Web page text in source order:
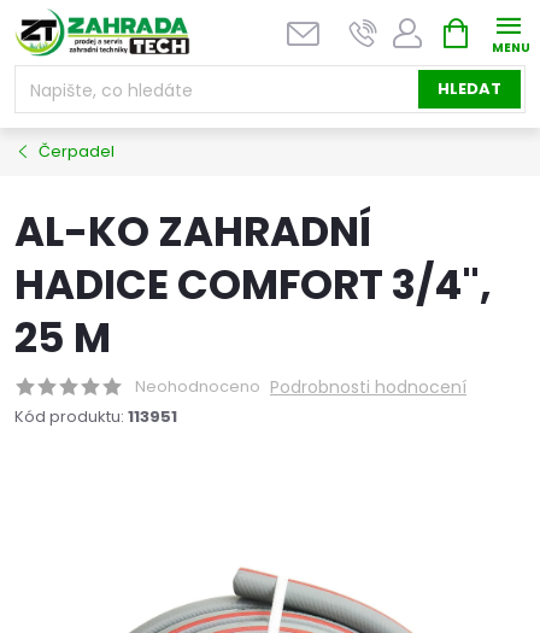
Přejít
na
obsah
HLEDAT
NÁKUPNÍ
KOŠÍK
Čerpadel
AL-KO ZAHRADNÍ
HADICE COMFORT 3/4",
25 M
Neohodnoceno Podrobnosti hodnocení
Kód produktu: 113951